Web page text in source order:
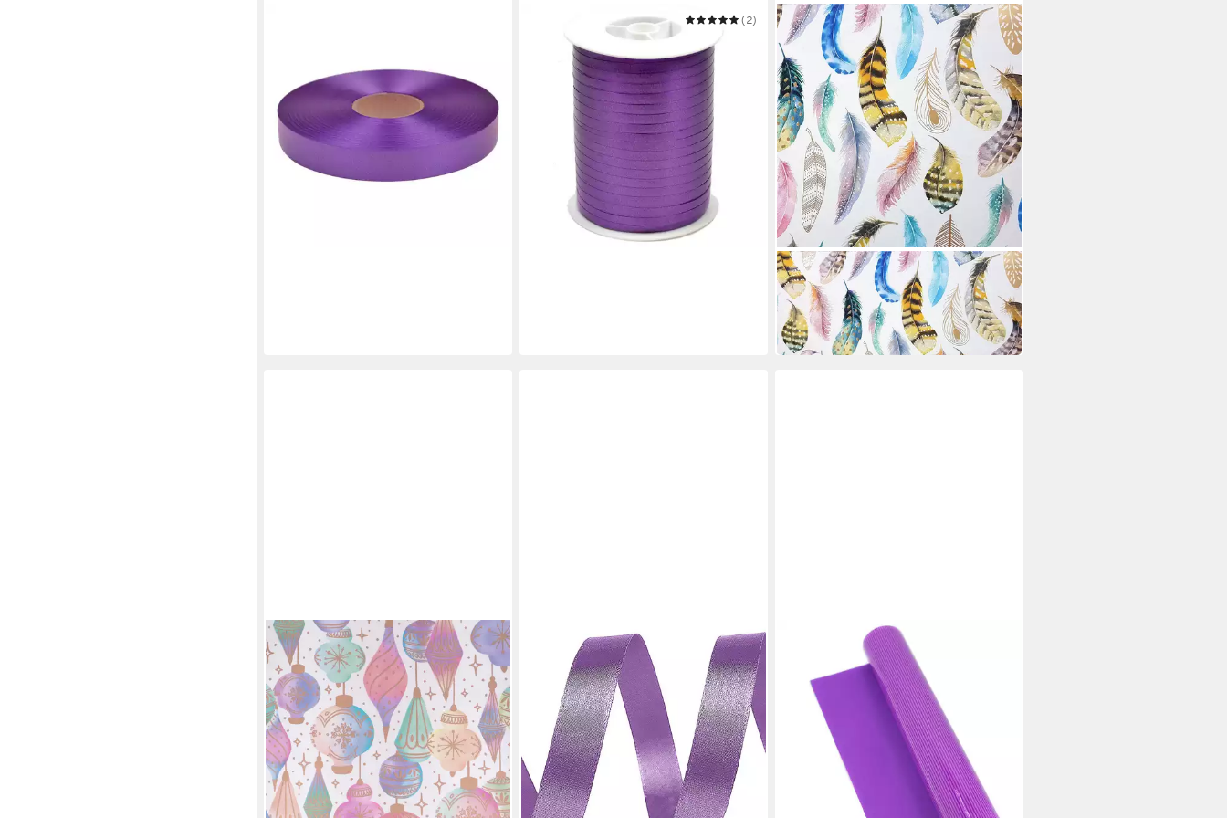
(0,03 €/ 1 m)
in 4-5 Werktagen bei dir
Geschenkband
(2)
ab 5,89 €
(0,01 €/ 1 m)
in 4-5 Werktagen bei dir
STAR
Geschenkpapier
5,69 €
(2,85 €/ 1 m)
in 4-5 Werktagen bei dir